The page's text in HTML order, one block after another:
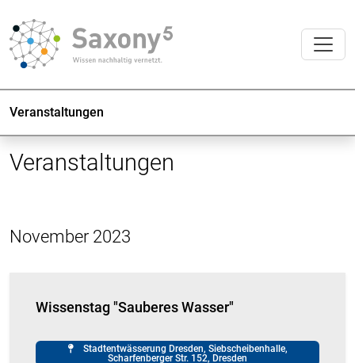
Veranstaltungen
Veranstaltungen
November 2023
Wissenstag "Sauberes Wasser"
Stadtentwässerung Dresden, Siebscheibenhalle,
Scharfenberger Str. 152, Dresden